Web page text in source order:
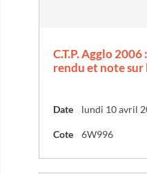
C.T.P. Agglo
rendu et note
Date lundi 10 avril
Cote 6W996